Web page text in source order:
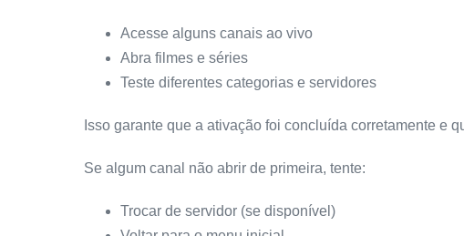
Acesse alguns canais ao vivo
Abra filmes e séries
Teste diferentes categorias e servidores
Isso garante que a ativação foi concluída corretamente e
Se algum canal não abrir de primeira, tente:
Trocar de servidor (se disponível)